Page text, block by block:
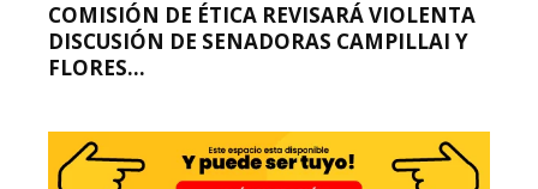
COMISIÓN DE ÉTICA REVISARÁ VIOLENTA
DISCUSIÓN DE SENADORAS CAMPILLAI Y
FLORES...